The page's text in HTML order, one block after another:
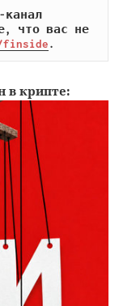
канал
что вас не
.
в крипте: